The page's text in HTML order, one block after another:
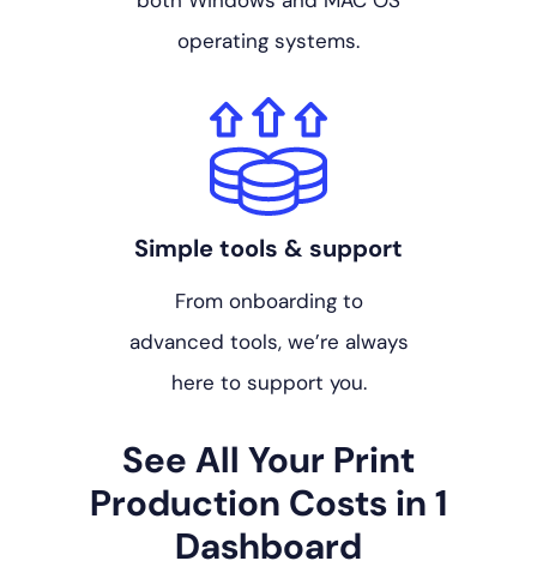
operating systems.
Simple tools & support
From onboarding to
advanced tools, we’re always
here to support you.
See All Your Print
Production Costs in 1
Dashboard